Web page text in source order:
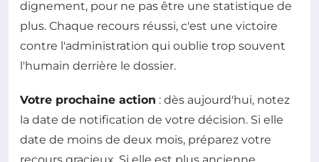
dignement, pour ne pas être une statistique de
plus. Chaque recours réussi, c'est une victoire
contre l'administration qui oublie trop souvent
l'humain derrière le dossier.
Votre prochaine action : dès aujourd'hui, notez
la date de notification de votre décision. Si elle
date de moins de deux mois, préparez votre
recours gracieux. Si elle est plus ancienne,